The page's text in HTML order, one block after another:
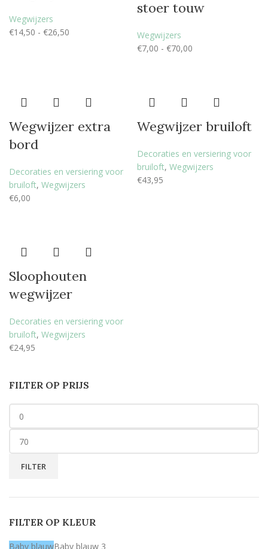
FILTER OP PRIJS
FILTER
FILTER OP KLEUR
Baby blauwBaby blauw 3
Wegwijzers
€14,50 - €26,50
stoer touw
Wegwijzers
€7,00 - €70,00
Wegwijzer extra
bord
Decoraties en versiering voor
bruiloft, Wegwijzers
€6,00
Wegwijzer bruiloft
Decoraties en versiering voor
bruiloft, Wegwijzers
€43,95
Sloophouten
wegwijzer
Decoraties en versiering voor
bruiloft, Wegwijzers
€24,95